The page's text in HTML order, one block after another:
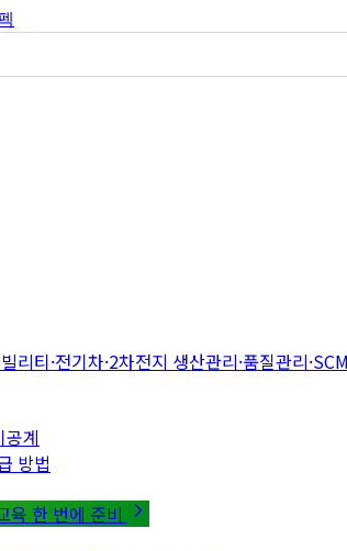
리티·전기차·2차전지 생산관리·품질관리·SCM
공계
방법
육 한 번에 준비